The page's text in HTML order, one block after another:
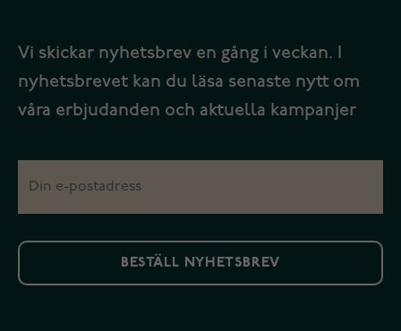
Vi skickar nyhetsbrev en gång i veckan. I
nyhetsbrevet kan du läsa senaste nytt om
våra erbjudanden och aktuella kampanjer
BESTÄLL NYHETSBREV